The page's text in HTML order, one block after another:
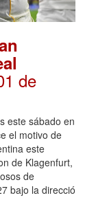
de
este sábado en
el motivo de
este
de Klagenfurt,
de
bajo la direcció